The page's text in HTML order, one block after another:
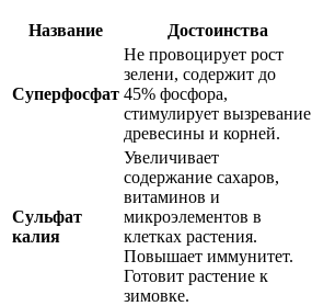
Название Достоинства
Суперфосфат
Не провоцирует рост
зелени, содержит до
45% фосфора,
стимулирует вызревание
древесины и корней.
Сульфат
калия
Увеличивает
содержание сахаров,
витаминов и
микроэлементов в
клетках растения.
Повышает иммунитет.
Готовит растение к
зимовке.